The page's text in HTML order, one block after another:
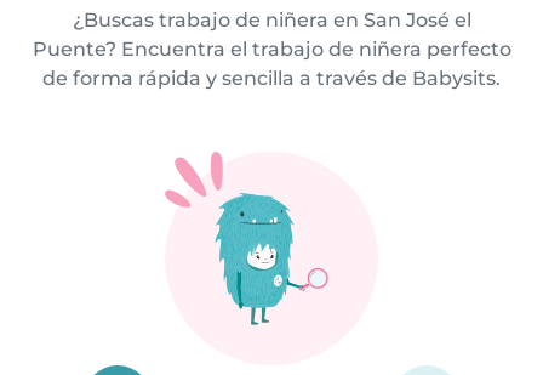
¿Buscas trabajo de niñera en San José el
Puente? Encuentra el trabajo de niñera perfecto
de forma rápida y sencilla a través de Babysits.